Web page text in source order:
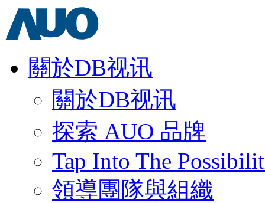
關於DB视讯
關於DB视讯
探索 AUO 品牌
Tap Into The
領導團隊與組織